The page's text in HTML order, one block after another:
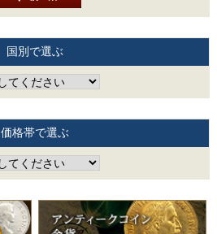
国別で選ぶ
価格帯で選ぶ